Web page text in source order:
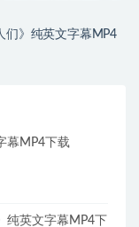
们》纯英文字幕MP4
幕MP4下载
纯英文字幕MP4下